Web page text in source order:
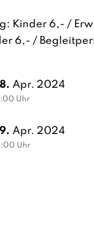
Kinder 6,- /
6,- /
Apr. 2024
Uhr
Apr. 2024
Uhr